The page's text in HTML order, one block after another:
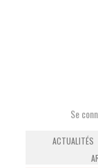
Se
ACTUALITÉS